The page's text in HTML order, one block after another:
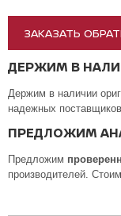
ЗАКАЗАТЬ
ДЕРЖИМ В
Держим в наличии
надежных
ПРЕДЛОЖИМ
Предложим
производителей.